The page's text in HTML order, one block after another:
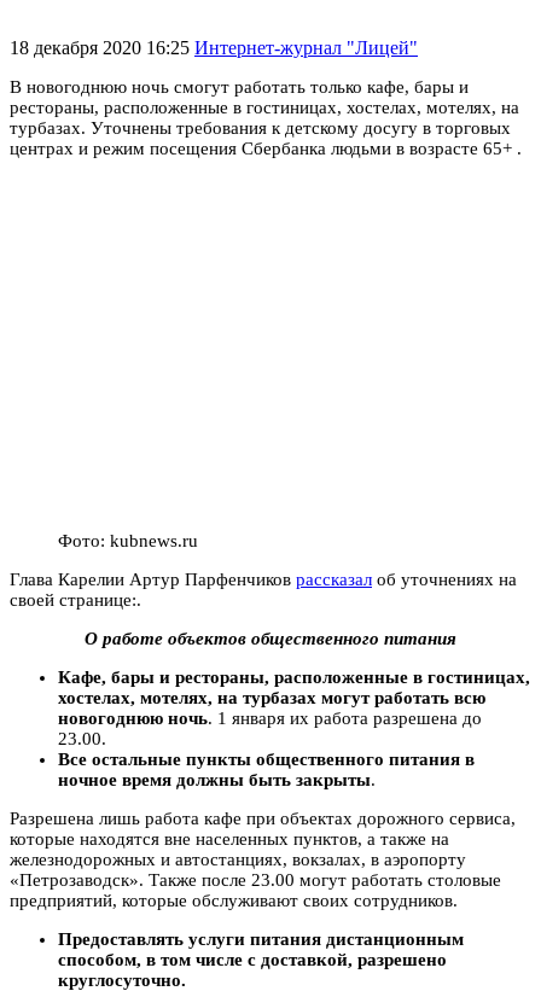
18 декабря 2020 16:25 Интернет-журнал "Лицей"
В новогоднюю ночь смогут работать только кафе, бары и
рестораны, расположенные в гостиницах, хостелах, мотелях, на
турбазах. Уточнены требования к детскому досугу в торговых
центрах и режим посещения Сбербанка людьми в возрасте 65+ .
Фото: kubnews.ru
Глава Карелии Артур Парфенчиков рассказал об уточнениях на
своей странице:.
О работе объектов общественного питания
Кафе, бары и рестораны, расположенные в гостиницах,
хостелах, мотелях, на турбазах могут работать всю
новогоднюю ночь. 1 января их работа разрешена до
23.00.
Все остальные пункты общественного питания в
ночное время должны быть закрыты.
Разрешена лишь работа кафе при объектах дорожного сервиса,
которые находятся вне населенных пунктов, а также на
железнодорожных и автостанциях, вокзалах, в аэропорту
«Петрозаводск». Также после 23.00 могут работать столовые
предприятий, которые обслуживают своих сотрудников.
Предоставлять услуги питания дистанционным
способом, в том числе с доставкой, разрешено
круглосуточно.